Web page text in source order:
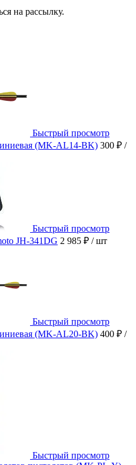
на рассылку.
Быстрый просмотр
(MK-AL14-BK) 300 ₽ /
Быстрый просмотр
JH-341DG 2 985 ₽ / шт
Быстрый просмотр
(MK-AL20-BK) 400 ₽ /
Быстрый просмотр